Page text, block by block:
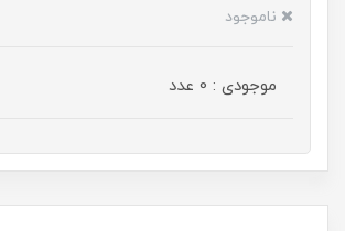
ناموجود
موجودی : 0 عدد